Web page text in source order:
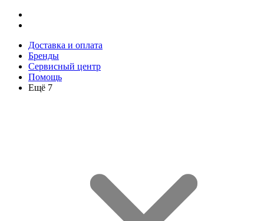
Доставка и оплата
Бренды
Сервисный центр
Помощь
Ещё 7